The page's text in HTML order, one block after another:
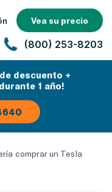
Vea su precio
(800) 253-8203
descuento +
1 año!
comprar un Tesla